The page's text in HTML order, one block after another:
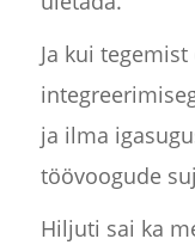
Ja kui
ja ilma
töövoogude
Hiljuti sai ka